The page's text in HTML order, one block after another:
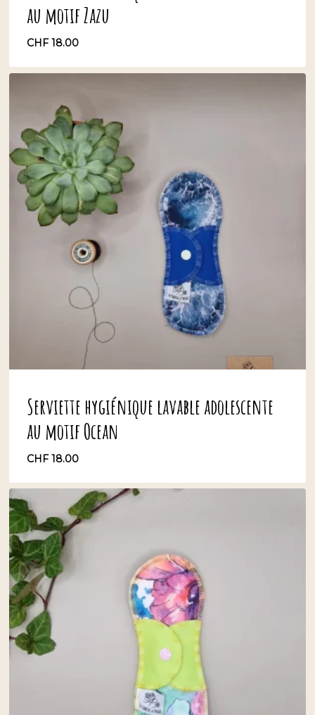
au motif Zazu
CHF18.00
CHF18.00
Serviette hygiénique lavable adolescente
au motif Ocean
CHF18.00
CHF18.00